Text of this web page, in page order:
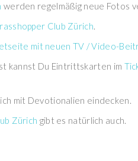
werden regelmäßig neue Fotos
Club Zürich.
mit neuen TV / Video-
kannst Du Eintrittskarten im
mit Devotionalien eindecken.
Zürich gibt es natürlich auch.